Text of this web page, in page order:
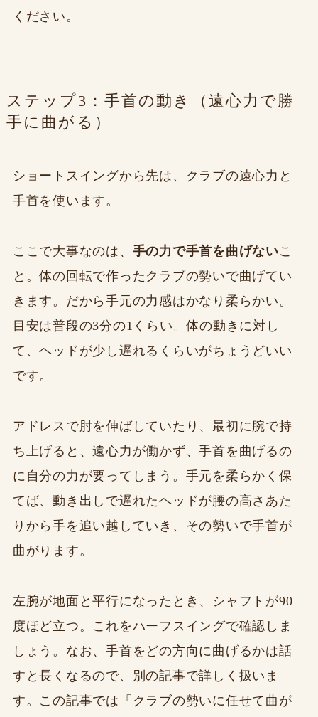
ください。
ステップ3：手首の動き（遠心力で勝
手に曲がる）
ショートスイングから先は、クラブの遠心力と
手首を使います。
ここで大事なのは、 手の力で手首を曲げないこ
と。体の回転で作ったクラブの勢いで曲げてい
きます。だから手元の力感はかなり柔らかい。
目安は普段の3分の1くらい。体の動きに対し
て、ヘッドが少し遅れるくらいがちょうどいい
です。
アドレスで肘を伸ばしていたり、最初に腕で持
ち上げると、遠心力が働かず、手首を曲げるの
に自分の力が要ってしまう。手元を柔らかく保
てば、動き出しで遅れたヘッドが腰の高さあた
りから手を追い越していき、その勢いで手首が
曲がります。
左腕が地面と平行になったとき、シャフトが90
度ほど立つ。これをハーフスイングで確認しま
しょう。なお、手首をどの方向に曲げるかは話
すと長くなるので、別の記事で詳しく扱いま
す。この記事では「クラブの勢いに任せて曲が